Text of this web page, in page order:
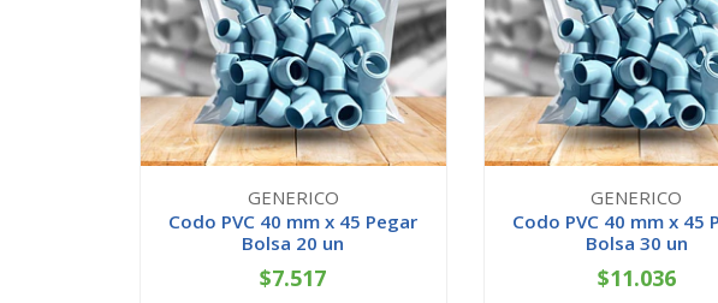
GENERICO
Codo PVC 40 mm x 45 Pegar
Bolsa 20 un
+
$7.517
GENERICO
Codo PVC 40 mm x 45
Bolsa 30 un
+
$11.036